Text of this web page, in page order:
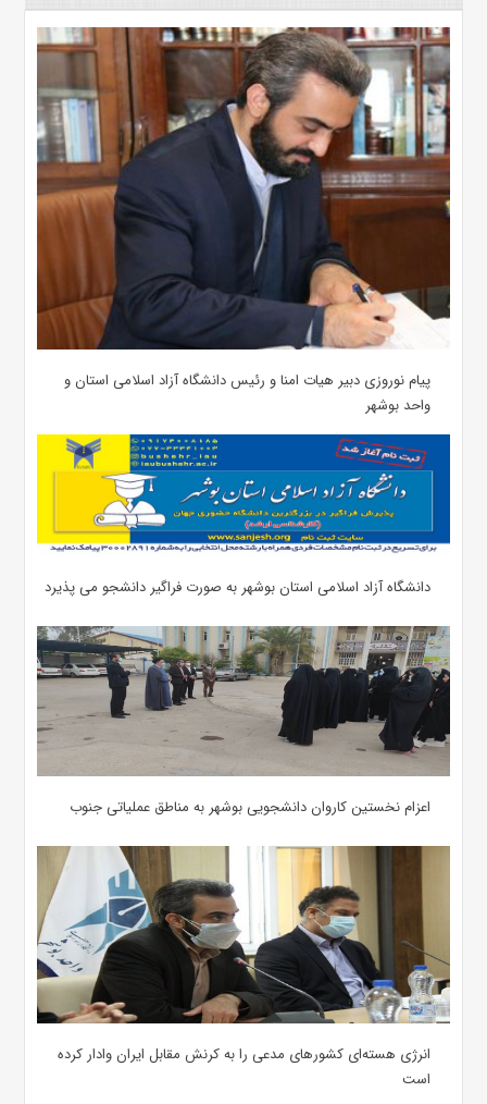
پیام نوروزی دبیر هیات امنا و رئیس دانشگاه آزاد اسلامی استان و
واحد بوشهر
دانشگاه آزاد اسلامی استان بوشهر به صورت فراگیر دانشجو می پذیرد
اعزام نخستین کاروان دانشجویی بوشهر به مناطق عملیاتی جنوب
انرژی هسته‌ای کشورهای مدعی را به کرنش مقابل ایران وادار کرده
است